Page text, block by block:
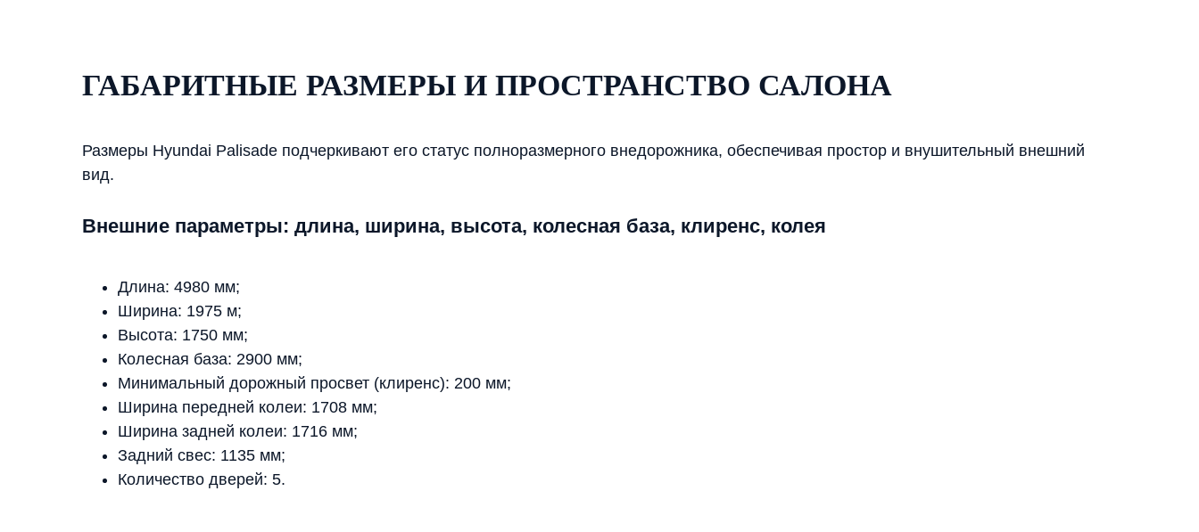
ГАБАРИТНЫЕ РАЗМЕРЫ И ПРОСТРАНСТВО САЛОНА
Размеры Hyundai Palisade подчеркивают его статус полноразмерного внедорожника, обеспечивая простор и внушительный внешний
вид.
Внешние параметры: длина, ширина, высота, колесная база, клиренс, колея
Длина: 4980 мм;
Ширина: 1975 м;
Высота: 1750 мм;
Колесная база: 2900 мм;
Минимальный дорожный просвет (клиренс): 200 мм;
Ширина передней колеи: 1708 мм;
Ширина задней колеи: 1716 мм;
Задний свес: 1135 мм;
Количество дверей: 5.